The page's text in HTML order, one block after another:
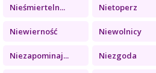
Nieśmierteln... Nietoperz
Niewierność Niewolnicy
Niezapominaj... Niezgoda